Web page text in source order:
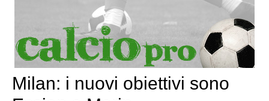
Milan: i nuovi obiettivi sono